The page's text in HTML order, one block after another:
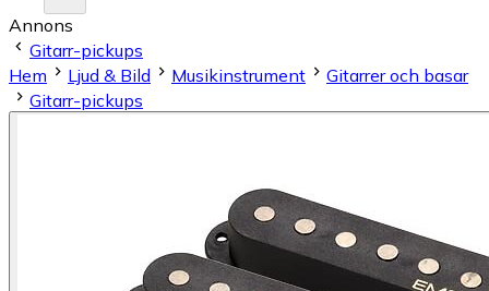
Annons
Gitarr-pickups
Hem
Ljud & Bild Musikinstrument
Gitarrer och basar
Gitarr-pickups